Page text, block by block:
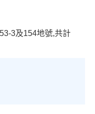
3及154地號,共計